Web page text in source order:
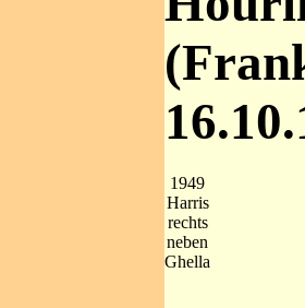
1949
Harris
rechts
neben
Ghella